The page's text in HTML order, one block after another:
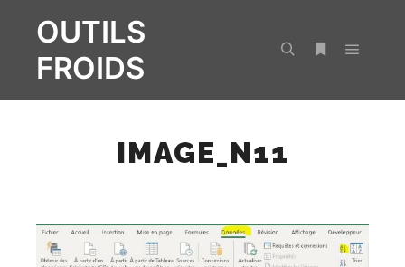
OUTILS
FROIDS
IMAGE_N11